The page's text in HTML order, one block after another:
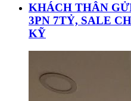
KHÁCH THÂN
3PN 7TỶ, SALE
KỸ